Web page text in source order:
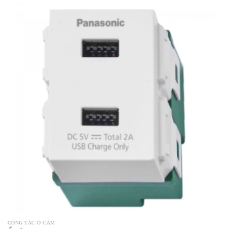
CÔNG TẮC Ổ CẮM